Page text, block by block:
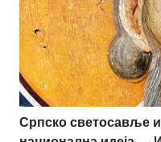
Српско светосавље и